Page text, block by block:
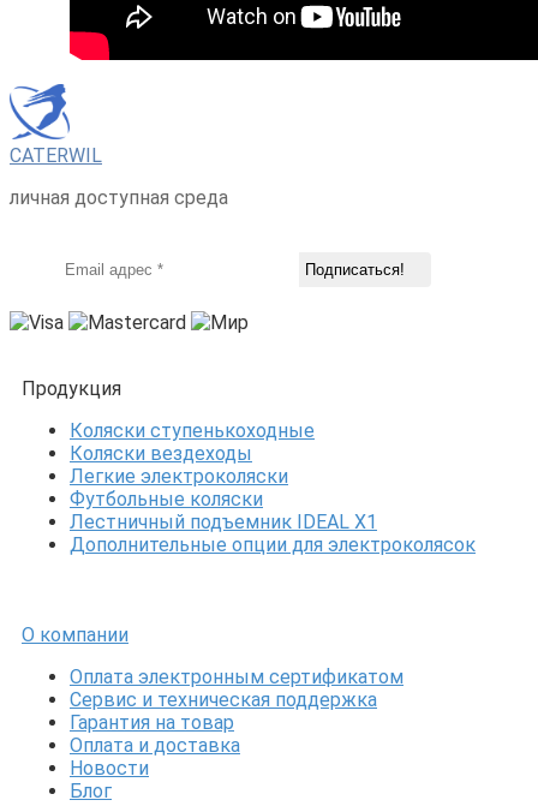
CATERWIL
личная доступная среда
Продукция
Коляски ступенькоходные
Коляски вездеходы
Легкие электроколяски
Футбольные коляски
Лестничный подъемник IDEAL X1
Дополнительные опции для электроколясок
О компании
Оплата электронным сертификатом
Сервис и техническая поддержка
Гарантия на товар
Оплата и доставка
Новости
Блог